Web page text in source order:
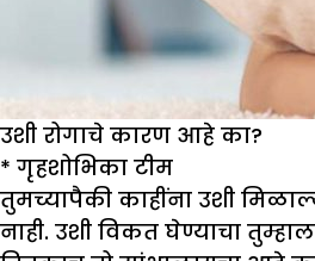
उशी रोगाचे कारण आहे का?
* गृहशोभिका टीम
तुमच्यापैकी काहींना उशी
नाही. उशी विकत घेण्याचा